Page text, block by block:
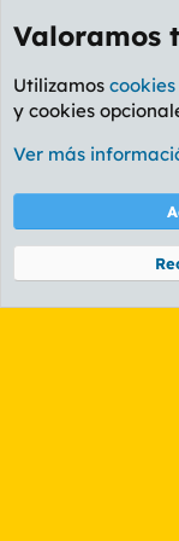
Foro General
Cookies
PL
Community platform by
Valoramos
Utilizamos cookies
y cookies
Ver más